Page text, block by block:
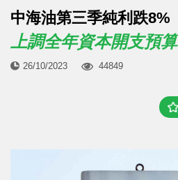
中海油第三季純利跌8%
上調全年資本開支預算
26/10/2023 44849